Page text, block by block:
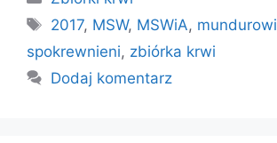
Tagi
2017, MSW, MSWiA, mundurowi
spokrewnieni, zbiórka krwi
Dodaj komentarz